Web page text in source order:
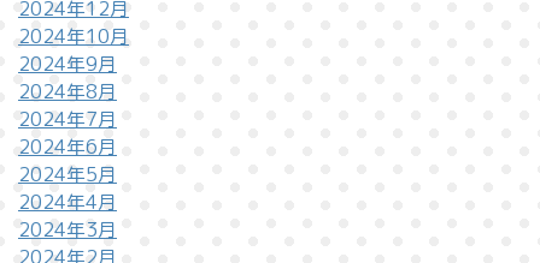
2024年12月
2024年10月
2024年9月
2024年8月
2024年7月
2024年6月
2024年5月
2024年4月
2024年3月
2024年2月